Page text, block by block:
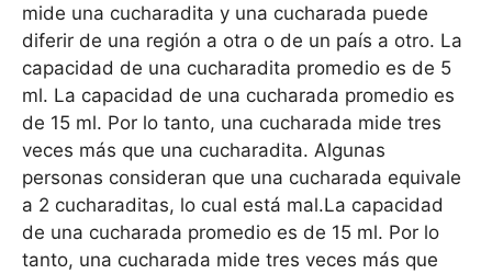
mide una cucharadita y una cucharada puede
diferir de una región a otra o de un país a otro. La
capacidad de una cucharadita promedio es de 5
ml. La capacidad de una cucharada promedio es
de 15 ml. Por lo tanto, una cucharada mide tres
veces más que una cucharadita. Algunas
personas consideran que una cucharada equivale
a 2 cucharaditas, lo cual está mal.La capacidad
de una cucharada promedio es de 15 ml. Por lo
tanto, una cucharada mide tres veces más que